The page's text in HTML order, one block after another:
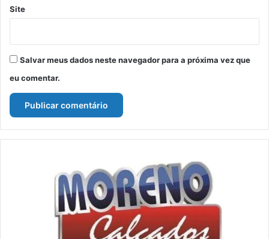
Site
Salvar meus dados neste navegador para a próxima vez que
eu comentar.